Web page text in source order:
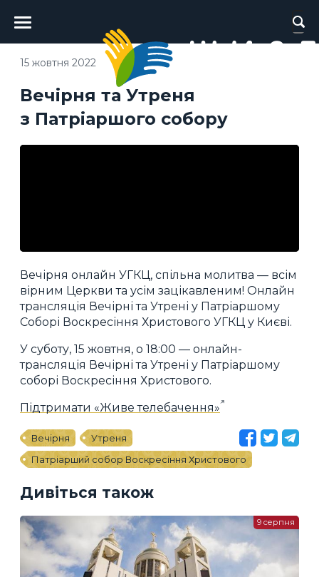
Головне
меню
Вечірня та Утреня
з Патріаршого собору
15 жовтня 2022
Вечірня онлайн УГКЦ, спільна молитва — всім
вірним Церкви та усім зацікавленим! Онлайн
трансляція Вечірні та Утрені у Патріаршому
Соборі Воскресіння Христового УГКЦ у Києві.
У суботу, 15 жовтня, о 18:00 — онлайн-
трансляція Вечірні та Утрені у Патріаршому
соборі Воскресіння Христового.
Підтримати «Живе телебачення»
Вечірня
Утреня
Патріарший собор Воскресіння Христового
Дивіться також
9 серпня